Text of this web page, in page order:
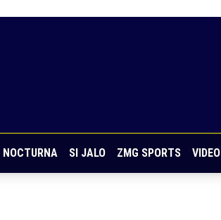
NOCTURNA SI JALO ZMG SPORTS VIDEO